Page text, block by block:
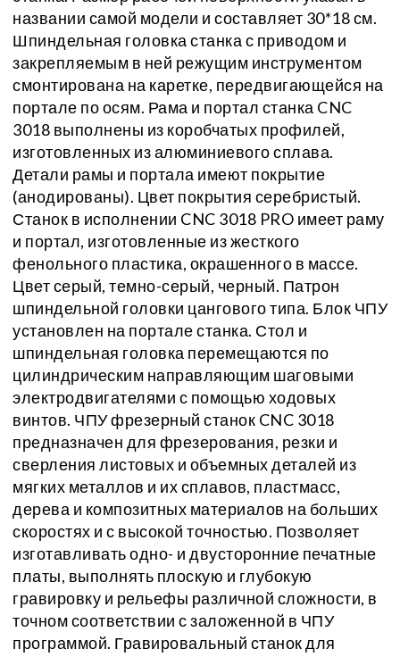
названии самой модели и составляет 30*18 см.
Шпиндельная головка станка с приводом и
закрепляемым в ней режущим инструментом
смонтирована на каретке, передвигающейся на
портале по осям. Рама и портал станка CNC
3018 выполнены из коробчатых профилей,
изготовленных из алюминиевого сплава.
Детали рамы и портала имеют покрытие
(анодированы). Цвет покрытия серебристый.
Станок в исполнении CNC 3018 PRO имеет раму
и портал, изготовленные из жесткого
фенольного пластика, окрашенного в массе.
Цвет серый, темно-серый, черный. Патрон
шпиндельной головки цангового типа. Блок ЧПУ
установлен на портале станка. Стол и
шпиндельная головка перемещаются по
цилиндрическим направляющим шаговыми
электродвигателями с помощью ходовых
винтов. ЧПУ фрезерный станок CNC 3018
предназначен для фрезерования, резки и
сверления листовых и объемных деталей из
мягких металлов и их сплавов, пластмасс,
дерева и композитных материалов на больших
скоростях и с высокой точностью. Позволяет
изготавливать одно- и двусторонние печатные
платы, выполнять плоскую и глубокую
гравировку и рельефы различной сложности, в
точном соответствии с заложенной в ЧПУ
программой. Гравировальный станок для